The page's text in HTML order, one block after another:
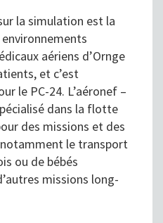
la simulation est la
aériens d’Ornge
et c’est
le PC-24. L’aéronef –
dans la flotte
des missions et des
le transport
ou de bébés
missions long-